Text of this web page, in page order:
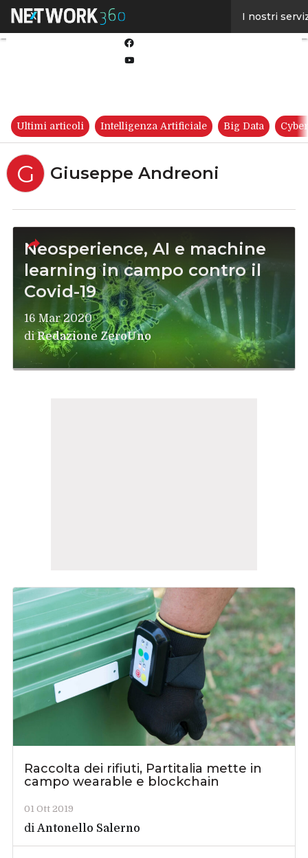
I nostri
Ultimi articoli Intelligenza Artificiale Big Data
G Giuseppe Andreoni
Neosperience, AI e machine
learning in campo contro il
Covid-19
16 Mar 2020
diRedazione ZeroUno
Raccolta dei rifiuti, Partitalia mette in
campo wearable e blockchain
01 Ott 2019
diAntonello Salerno